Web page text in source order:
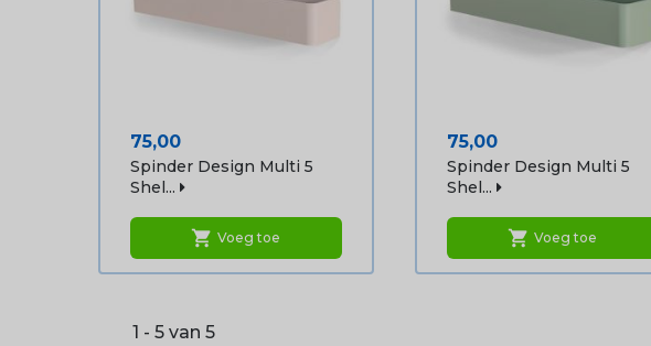
Prijs
75,00
Spinder Design Multi 5
Shel...
shopping_cart Voeg toe
Prijs
75,00
Spinder Design Multi 5
Shel...
shopping_cart Voeg toe
1 - 5 van 5